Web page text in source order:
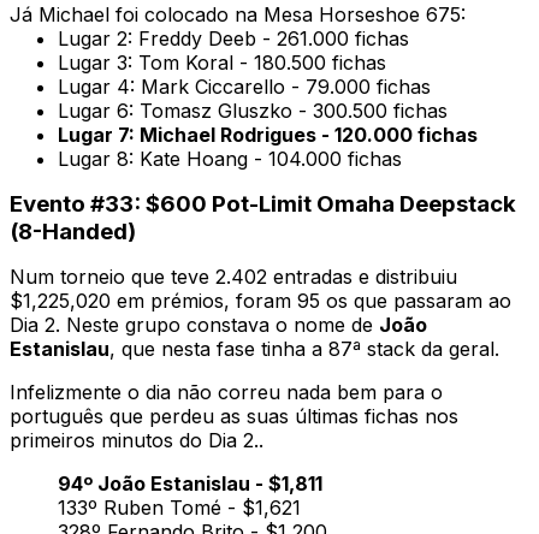
Já Michael foi colocado na Mesa Horseshoe 675:
Lugar 2: Freddy Deeb - 261.000 fichas
Lugar 3: Tom Koral - 180.500 fichas
Lugar 4: Mark Ciccarello - 79.000 fichas
Lugar 6: Tomasz Gluszko - 300.500 fichas
Lugar 7: Michael Rodrigues - 120.000 fichas
Lugar 8: Kate Hoang - 104.000 fichas
Evento #33: $600 Pot-Limit Omaha Deepstack
(8-Handed)
Num torneio que teve 2.402 entradas e distribuiu
$1,225,020 em prémios, foram 95 os que passaram ao
Dia 2. Neste grupo constava o nome de João
Estanislau, que nesta fase tinha a 87ª stack da geral.
Infelizmente o dia não correu nada bem para o
português que perdeu as suas últimas fichas nos
primeiros minutos do Dia 2..
94º João Estanislau - $1,811
133º Ruben Tomé - $1,621